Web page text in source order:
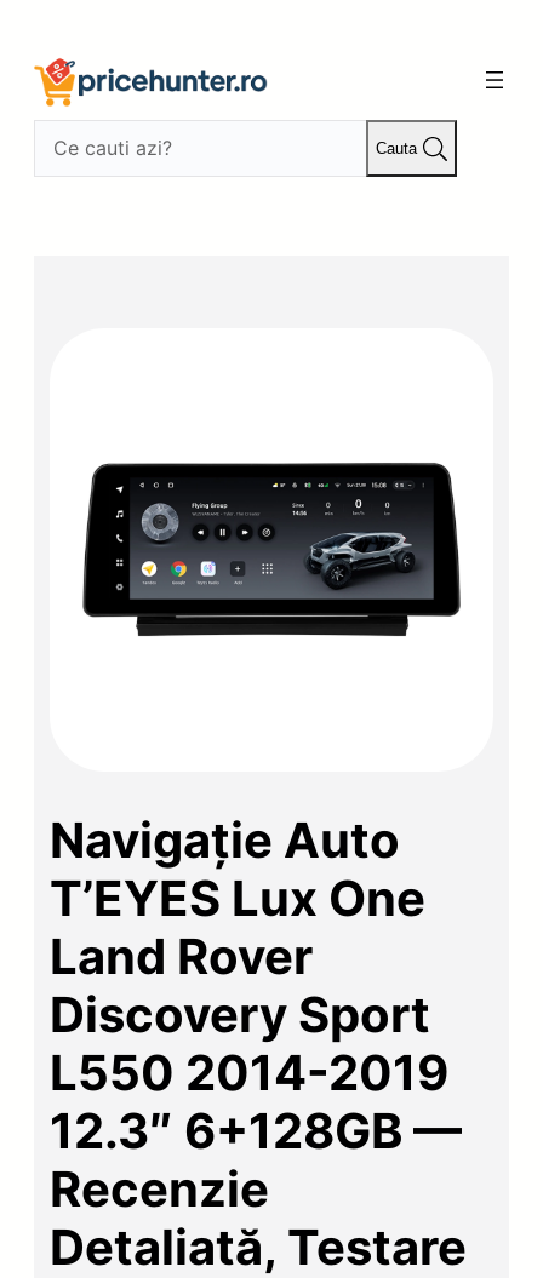
conținut
Cauta
Navigație Auto
T’EYES Lux One
Land Rover
Discovery Sport
L550 2014-2019
12.3″ 6+128GB —
Recenzie
Detaliată, Testare